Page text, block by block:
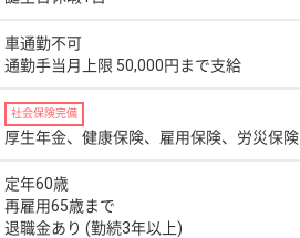
車通勤不可
通勤手当月上限 50,000円まで支給
社会保険完備
厚生年金、健康保険、雇用保険、労災保険
定年60歳
再雇用65歳まで
退職金あり (勤続3年以上)